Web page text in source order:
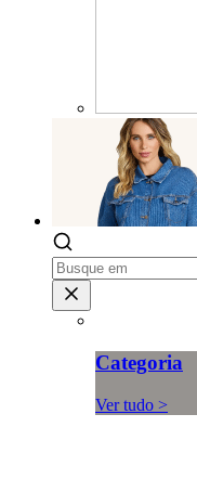
Categoria
Ver tudo >